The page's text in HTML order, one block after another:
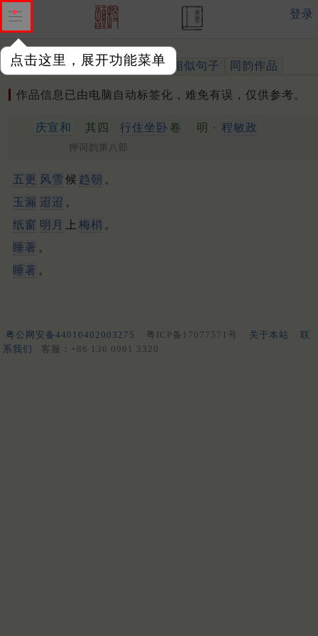
点击这里，展开功能菜单
登录
作品 标注四声 出处、引用 相似句子 同韵作品
作品信息已由电脑自动标签化，难免有误，仅供参考。
庆宣和 其四 行住坐卧 卷 明 · 程敏政
押词韵第八部
五更 风雪 候 趋朝 。
玉漏 迢迢 。
纸窗 明月 上 梅梢 。
睡著 。
睡著 。
粤公网安备44010402003275 粤ICP备17077571号 关于本站
联
系我们
客服：+86 136 0901 3320